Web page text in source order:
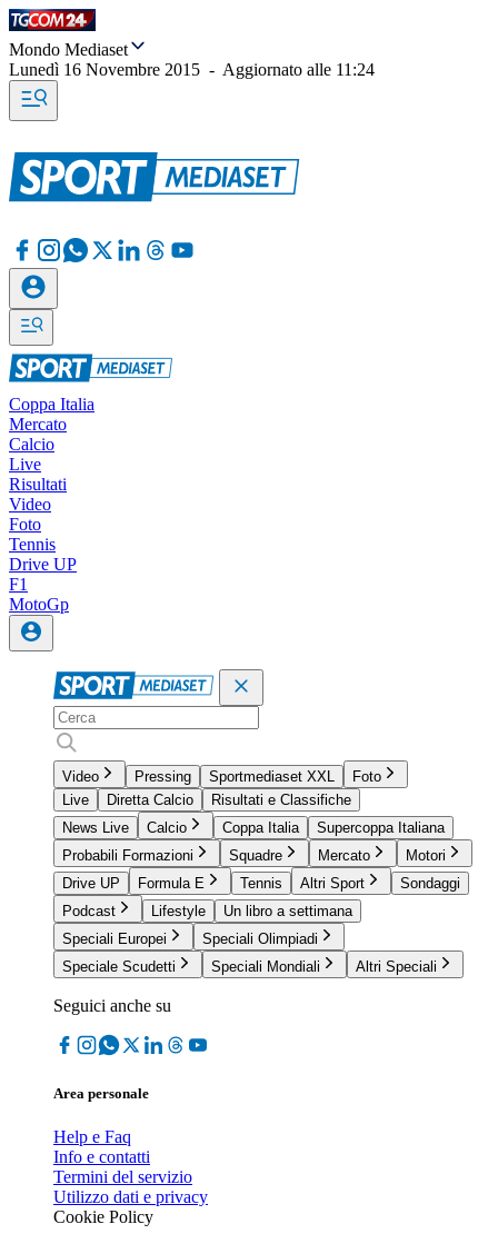
Mondo Mediaset
Lunedì 16 Novembre 2015 - Aggiornato alle 11:24
Coppa Italia
Mercato
Calcio
Live
Risultati
Video
Foto
Tennis
Drive UP
F1
MotoGp
Video Pressing Sportmediaset XXL
Foto
Live
Diretta Calcio
Risultati e Classifiche
News Live
Calcio Coppa Italia
Supercoppa Italiana
Probabili Formazioni
Squadre Mercato
Motori
Drive UP
Formula E Tennis Altri Sport
Sondaggi
Podcast
Lifestyle
Un libro a settimana
Speciali Europei
Speciali Olimpiadi
Speciale Scudetti
Speciali Mondiali Altri Speciali
Seguici anche su
Area personale
Help e Faq
Info e contatti
Termini del servizio
Utilizzo dati e privacy
Cookie Policy